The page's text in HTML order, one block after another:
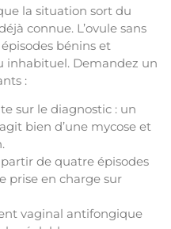
la situation sort du
connue. L’ovule sans
bénins et
inhabituel. Demandez un
:
sur le diagnostic : un
bien d’une mycose et
partir de quatre épisodes
prise en charge sur
vaginal antifongique